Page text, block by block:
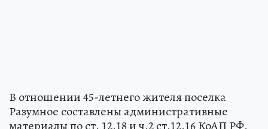
В отношении 45-летнего жителя поселка
Разумное составлены административные